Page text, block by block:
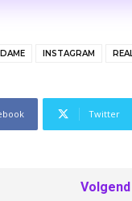
DAME INSTAGRAM
Twitter